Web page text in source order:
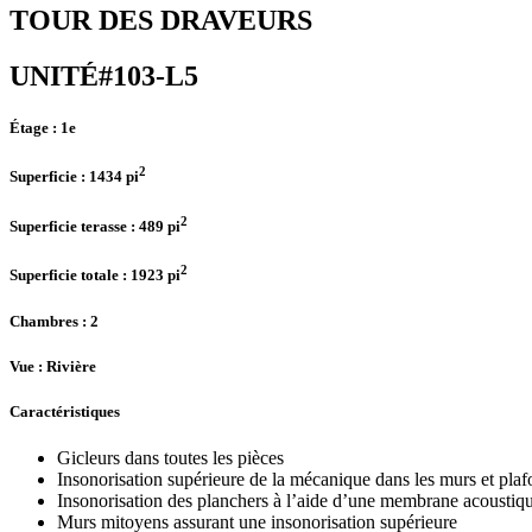
TOUR DES DRAVEURS
UNITÉ#103-L5
Étage : 1e
Superficie : 1434 pi2
Superficie terasse : 489 pi2
Superficie totale : 1923 pi2
Chambres : 2
Vue : Rivière
Caractéristiques
Gicleurs dans toutes les pièces
Insonorisation supérieure de la mécanique dans les murs et
Insonorisation des planchers à l’aide d’une membrane
Murs mitoyens assurant une insonorisation supérieure